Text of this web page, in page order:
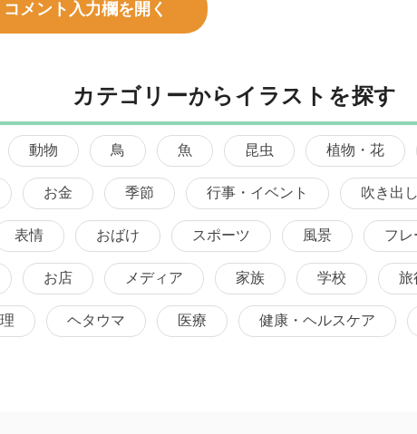
コメント入力欄を開く
カテゴリーからイラストを探す
動物 鳥 魚 昆虫 植物・花
お金 季節 行事・イベント 吹き出し
表情 おばけ スポーツ 風景 フレ
お店 メディア 家族 学校 旅
ヘタウマ 医療 健康・ヘルスケア